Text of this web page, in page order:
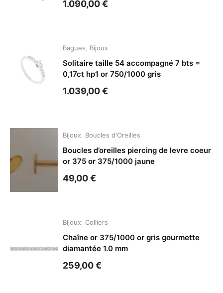
1.090,00€
Bagues Bijoux
Solitaire taille 54 accompagné 7 bts =
0,17ct hp1 or 750/1000 gris
1.039,00€
Bijoux Boucles d'Oreilles
Boucles d’oreilles piercing de levre coeur
or 375 or 375/1000 jaune
49,00€
Bijoux Colliers
Chaîne or 375/1000 or gris gourmette
diamantée 1.0 mm
259,00€